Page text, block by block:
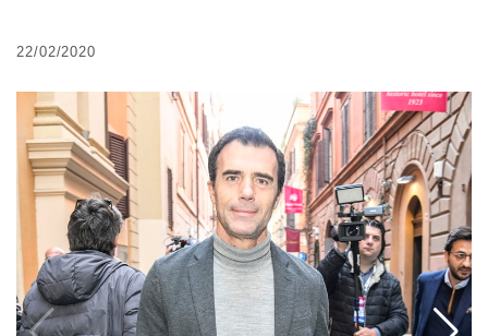
22/02/2020